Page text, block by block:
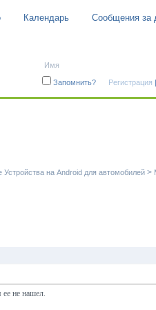
Календарь Сообщения за
Запомнить? Регистрация |
на Android для автомобилей >
не нашел.